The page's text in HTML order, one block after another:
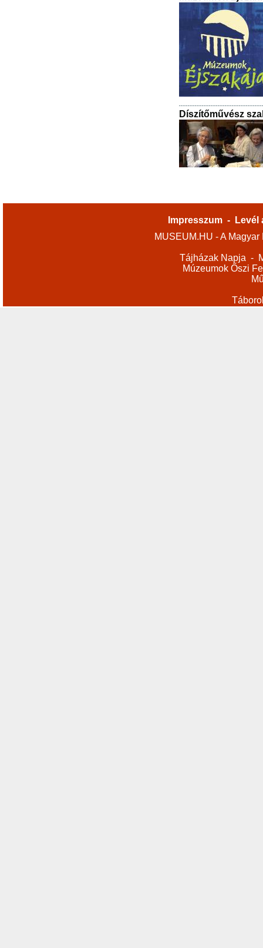
Díszítőművész
Impresszum -
Levél
MUSEUM.HU - A
Tájházak Napja -
Múzeumok Őszi